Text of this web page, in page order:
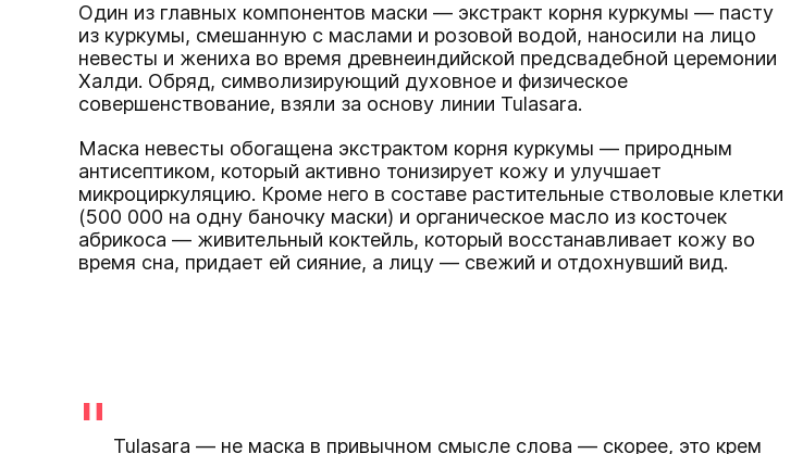
Один из главных компонентов маски — экстракт корня куркумы — пасту
из куркумы, смешанную с маслами и розовой водой, наносили на лицо
невесты и жениха во время древнеиндийской предсвадебной церемонии
Халди. Обряд, символизирующий духовное и физическое
совершенствование, взяли за основу линии Tulasara.
Маска невесты обогащена экстрактом корня куркумы — природным
антисептиком, который активно тонизирует кожу и улучшает
микроциркуляцию. Кроме него в составе растительные стволовые клетки
(500 000 на одну баночку маски) и органическое масло из косточек
абрикоса — живительный коктейль, который восстанавливает кожу во
время сна, придает ей сияние, а лицу — свежий и отдохнувший вид.
" Tulasara — не маска в привычном смысле слова — скорее, это крем